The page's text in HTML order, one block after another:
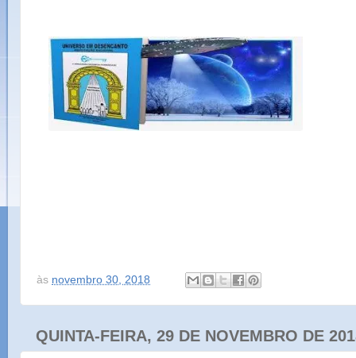
às novembro 30, 2018
QUINTA-FEIRA, 29 DE NOVEMBRO DE